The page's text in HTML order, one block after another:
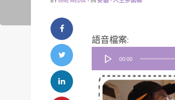
語音檔案:
放
器
00:00